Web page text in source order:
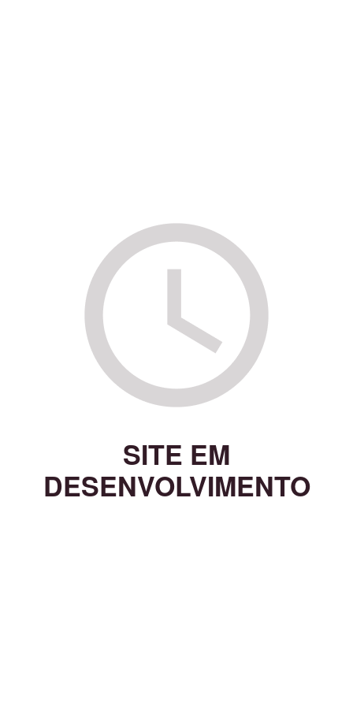
SITE EM
DESENVOLVIMENTO